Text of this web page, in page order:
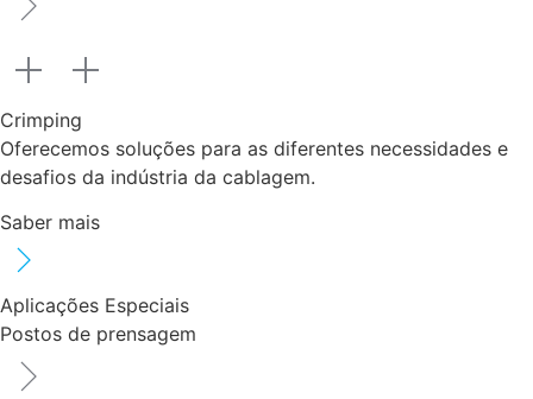
Crimping
Oferecemos soluções para as diferentes necessidades e
desafios da indústria da cablagem.
Saber mais
Aplicações Especiais
Postos de prensagem